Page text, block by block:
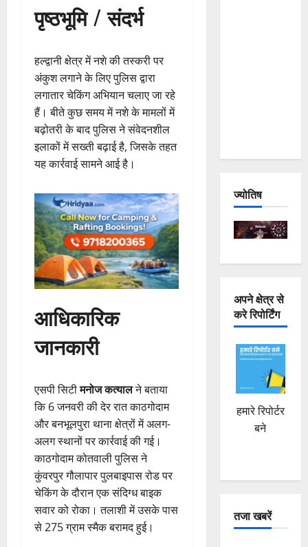
पृष्ठभूमि / संदर्भ
हल्द्वानी क्षेत्र में नशे की तस्करी पर
अंकुश लगाने के लिए पुलिस द्वारा
लगातार चेकिंग अभियान चलाए जा रहे
हैं। बीते कुछ समय में नशे के मामलों में
बढ़ोतरी के बाद पुलिस ने संवेदनशील
इलाकों में सख्ती बढ़ाई है, जिसके तहत
यह कार्रवाई सामने आई है।
आधिकारिक
जानकारी
एसपी सिटीमनोज कत्यालने बताया
कि 6 जनवरी की देर रात काठगोदाम
और बनभूलपुरा थाना क्षेत्रों में अलग-
अलग स्थानों पर कार्रवाई की गई।
काठगोदाम कोतवाली पुलिस ने
कुंवरपुर गौलापार पुलबाइपास रोड पर
चेकिंग के दौरान एक संदिग्ध बाइक
सवार को रोका। तलाशी में उसके पास
से 275 ग्राम स्मैक बरामद हुई।
ज्योतिष
अपने क्षेत्र से
करे रिपोर्टिंग
हमारे रिपोर्टर
बने
तजा खबरें